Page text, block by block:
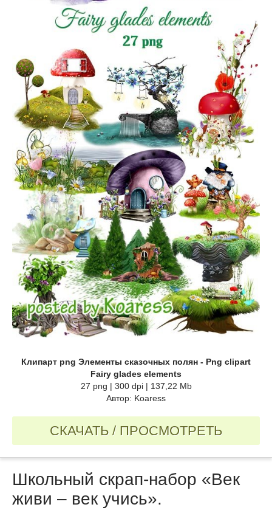
Клипарт png Элементы сказочных полян - Png clipart
Fairy glades elements
27 png | 300 dpi | 137,22 Mb
Автор: Koaress
СКАЧАТЬ / ПРОСМОТРЕТЬ
Школьный cкрап-набор «Век
живи – век учись».